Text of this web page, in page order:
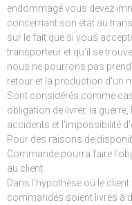
endommagé vous devez
concernant son état au
sur le fait que si vous
transporteur et qu’il se
nous ne pourrons pas
retour et la production d'un
Sont considérés comme
obligation de livrer, la
accidents et l'impossibilité
Pour des raisons de
Commande pourra faire
au client.
Dans l'hypothèse où le
commandés soient livrés à